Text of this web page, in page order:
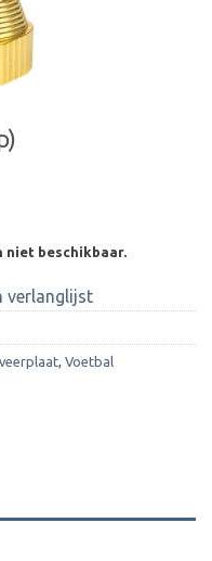
niet beschikbaar.
verlanglijst
, Voetbal